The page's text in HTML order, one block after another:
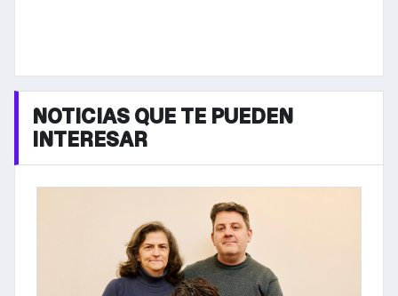
NOTICIAS QUE TE PUEDEN
INTERESAR